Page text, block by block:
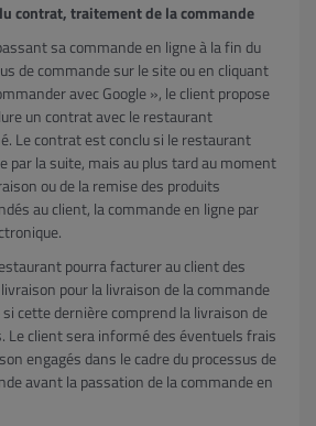
contrat, traitement de la commande
sa commande en ligne à la fin du
de commande sur le site ou en cliquant
avec Google », le client propose
un contrat avec le restaurant
Le contrat est conclu si le restaurant
par la suite, mais au plus tard au moment
ou de la remise des produits
au client, la commande en ligne par
pourra facturer au client des
pour la livraison de la commande
si cette dernière comprend la livraison de
Le client sera informé des éventuels frais
engagés dans le cadre du processus de
avant la passation de la commande en